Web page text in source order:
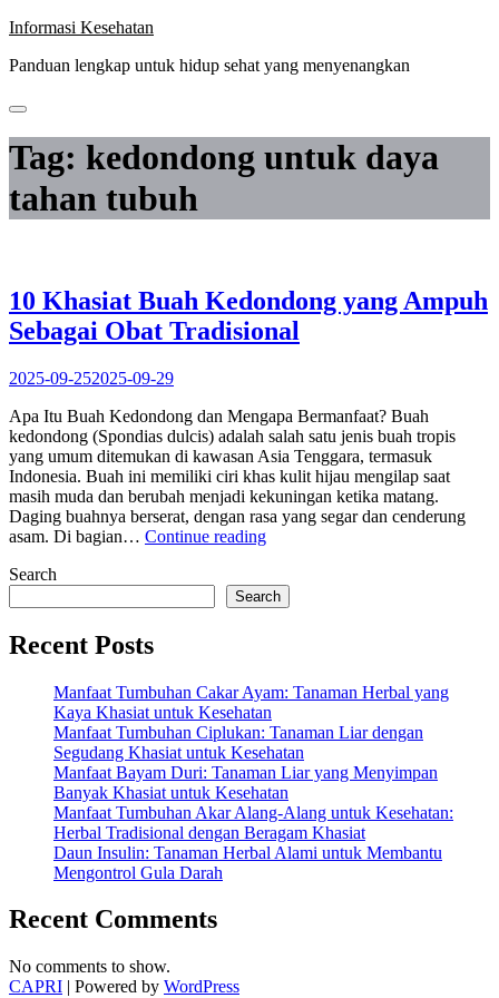
Skip
content
Informasi Kesehatan
Panduan lengkap untuk hidup sehat yang menyenangkan
Tag: kedondong untuk daya
tahan tubuh
10 Khasiat Buah Kedondong yang Ampuh
Sebagai Obat Tradisional
2025-09-252025-09-29
Apa Itu Buah Kedondong dan Mengapa Bermanfaat? Buah
kedondong (Spondias dulcis) adalah salah satu jenis buah tropis
yang umum ditemukan di kawasan Asia Tenggara, termasuk
Indonesia. Buah ini memiliki ciri khas kulit hijau mengilap saat
masih muda dan berubah menjadi kekuningan ketika matang.
Daging buahnya berserat, dengan rasa yang segar dan cenderung
asam. Di bagian… Continue reading“10
Kedondong
Tradisional”
Search
Search
Recent Posts
Manfaat Tumbuhan Cakar Ayam: Tanaman Herbal yang
Kaya Khasiat untuk Kesehatan
Manfaat Tumbuhan Ciplukan: Tanaman Liar dengan
Segudang Khasiat untuk Kesehatan
Manfaat Bayam Duri: Tanaman Liar yang Menyimpan
Banyak Khasiat untuk Kesehatan
Manfaat Tumbuhan Akar Alang-Alang untuk Kesehatan:
Herbal Tradisional dengan Beragam Khasiat
Daun Insulin: Tanaman Herbal Alami untuk Membantu
Mengontrol Gula Darah
Recent Comments
No comments to show.
CAPRI | Powered by WordPress